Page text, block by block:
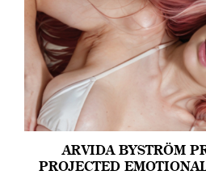
ARVIDA BYSTRÖM
PROJECTED